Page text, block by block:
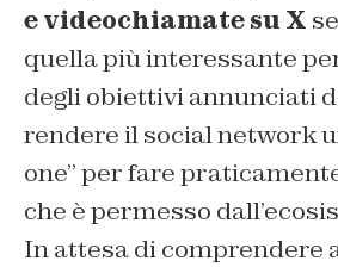
e videochiamate su X
quella più interessante
degli obiettivi annunciati
rendere il social network
one” per fare
che è permesso
In attesa di comprendere